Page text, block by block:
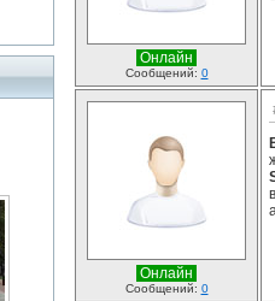
Онлайн
Сообщений: 0
Онлайн
Сообщений: 0